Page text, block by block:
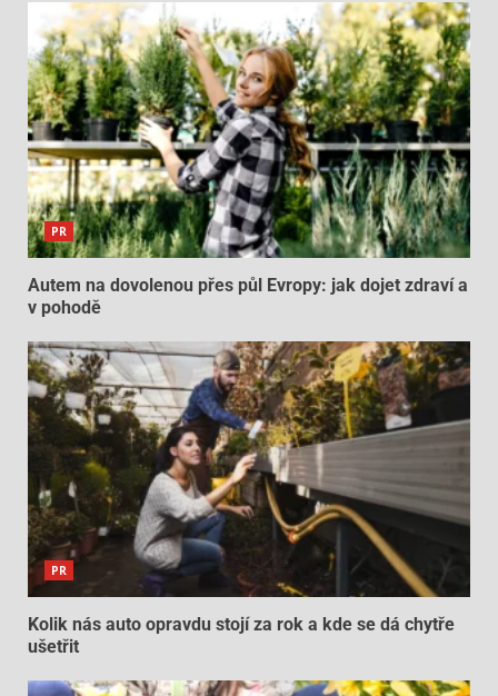
PR
Autem na dovolenou přes půl Evropy: jak dojet zdraví a
v pohodě
PR
Kolik nás auto opravdu stojí za rok a kde se dá chytře
ušetřit